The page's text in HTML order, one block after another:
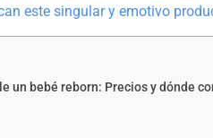
este singular y emotivo
un bebé reborn: Precios y dónde